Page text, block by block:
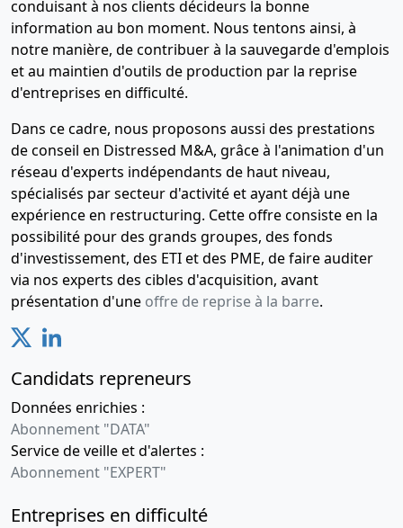
conduisant à nos clients décideurs la bonne
information au bon moment. Nous tentons ainsi, à
notre manière, de contribuer à la sauvegarde d'emplois
et au maintien d'outils de production par la reprise
d'entreprises en difficulté.
Dans ce cadre, nous proposons aussi des prestations
de conseil en Distressed M&A, grâce à l'animation d'un
réseau d'experts indépendants de haut niveau,
spécialisés par secteur d'activité et ayant déjà une
expérience en restructuring. Cette offre consiste en la
possibilité pour des grands groupes, des fonds
d'investissement, des ETI et des PME, de faire auditer
via nos experts des cibles d'acquisition, avant
présentation d'une offre de reprise à la barre.
Candidats repreneurs
Données enrichies :
Abonnement "DATA"
Service de veille et d'alertes :
Abonnement "EXPERT"
Entreprises en difficulté